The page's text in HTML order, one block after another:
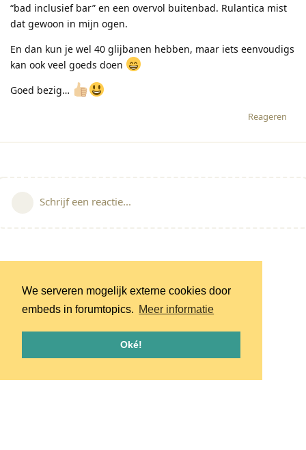
We serveren mogelijk externe cookies door
embeds in forumtopics. Meer informatie
Oké!
“bad inclusief bar” en een overvol buitenbad. Rulantica mist
dat gewoon in mijn ogen.
En dan kun je wel 40 glijbanen hebben, maar iets eenvoudigs
kan ook veel goeds doen
Goed bezig…
Reageren
Schrijf een reactie...